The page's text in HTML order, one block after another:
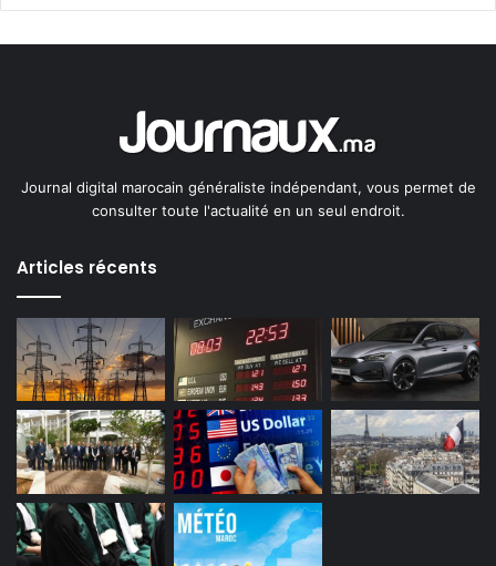
Journal digital marocain généraliste indépendant, vous permet de
consulter toute l'actualité en un seul endroit.
Articles récents